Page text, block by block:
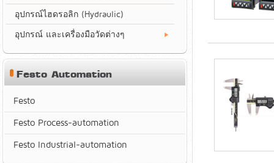
อุปกรณ์ไฮดรอลิก (Hydraulic)
อุปกรณ์ และเครื่องมือวัดต่างๆ
Festo Automation
Festo
Festo Process-automation
Festo Industrial-automation